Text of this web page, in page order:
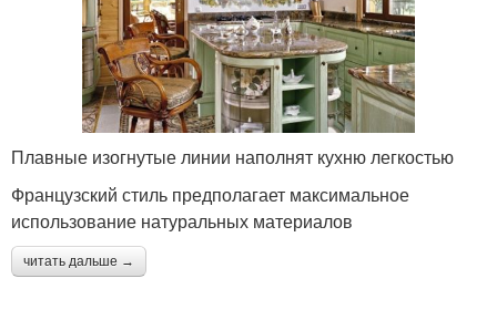
Плавные изогнутые линии наполнят кухню легкостью
Французский стиль предполагает максимальное
использование натуральных материалов
читать дальше →